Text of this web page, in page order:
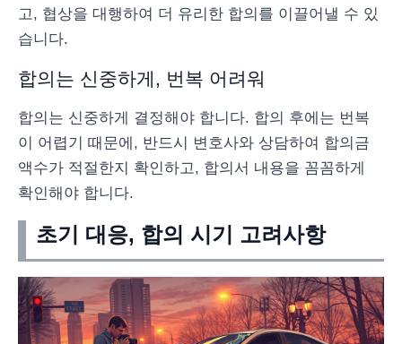
고, 협상을 대행하여 더 유리한 합의를 이끌어낼 수 있
습니다.
합의는 신중하게, 번복 어려워
합의는 신중하게 결정해야 합니다. 합의 후에는 번복
이 어렵기 때문에, 반드시 변호사와 상담하여 합의금
액수가 적절한지 확인하고, 합의서 내용을 꼼꼼하게
확인해야 합니다.
초기 대응, 합의 시기 고려사항